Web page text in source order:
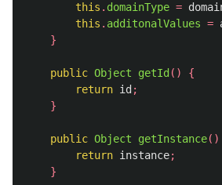
this . domainType =
this . additonalValues =
}
public Object getId ()
{
return id ;
}
public Object getInstance()
return instance;
}